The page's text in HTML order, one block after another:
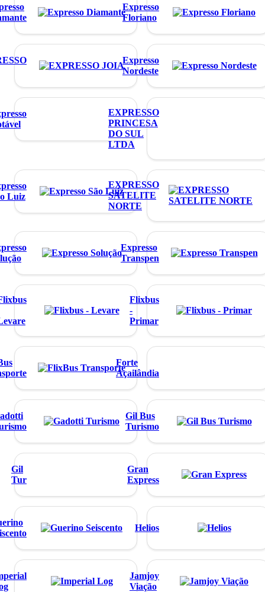
Expresso
Floriano
Expresso
Nordeste
EXPRESSO
PRINCESA
DO SUL
LTDA
Luiz
EXPRESSO
SATELITE
NORTE
Expresso
Transpen
Flixbus
-
Primar
Forte
Açailândia
Gil Bus
Turismo
Gil
Tur
Gran
Express
Helios
Jamjoy
Viação